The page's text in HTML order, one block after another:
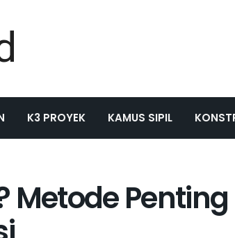
K3 PROYEK KAMUS SIPIL
Metode Penting